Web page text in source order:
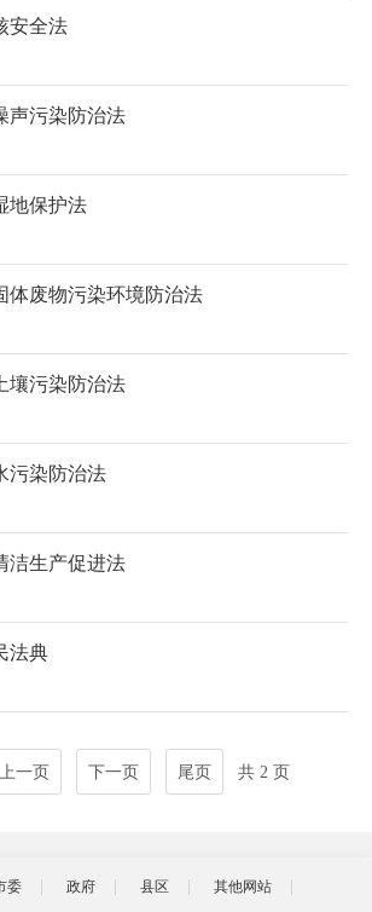
安全法
声污染防治法
地保护法
体废物污染环境防治法
壤污染防治法
污染防治法
洁生产促进法
法典
上一页 下一页 尾页 共 2 页
委 政府 县区 其他网站